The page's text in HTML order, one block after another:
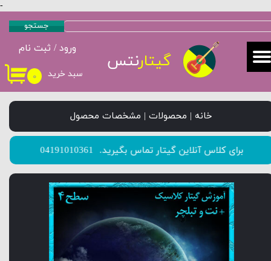
-
۰ سبد خرید
ورود / ثبت نام
حساب کاربری من
تغییر گذر واژه
خروج از حساب کاربری
گیتارنتس
جستجو
خانه | محصولات | مشخصات محصول
​​​​​​​برای کلاس آنلاین گیتار تماس بگیرید. 04191010361